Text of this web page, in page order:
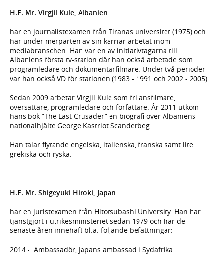
H.E. Mr. Virgjil Kule, Albanien
har en journalistexamen från Tiranas universitet (1975) och
har under merparten av sin karriär arbetat inom
mediabranschen. Han var en av initiativtagarna till
Albaniens första tv-station där han också arbetade som
programledare och dokumentärfilmare. Under två perioder
var han också VD för stationen (1983 - 1991 och 2002 - 2005).
Sedan 2009 arbetar Virgjil Kule som frilansfilmare,
översättare, programledare och författare. År 2011 utkom
hans bok ”The Last Crusader” en biografi över Albaniens
nationalhjälte George Kastriot Scanderbeg.
Han talar flytande engelska, italienska, franska samt lite
grekiska och ryska.
H.E. Mr. Shigeyuki Hiroki, Japan
har en juristexamen från Hitotsubashi University. Han har
tjänstgjort i utrikesministeriet sedan 1979 och har de
senaste åren innehaft bl.a. följande befattningar:
2014 - Ambassadör, Japans ambassad i Sydafrika.